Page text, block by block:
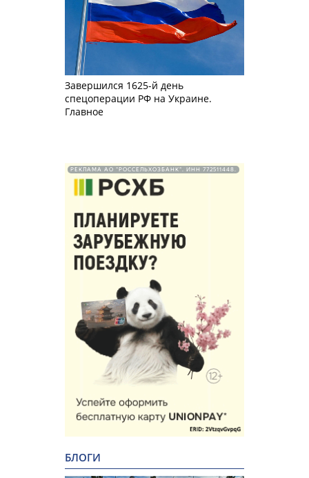
Завершился 1625-й день
спецоперации РФ на Украине.
Главное
РЕКЛАМА АО "РОССЕЛЬХОЗБАНК". ИНН 772511448.
БЛОГИ